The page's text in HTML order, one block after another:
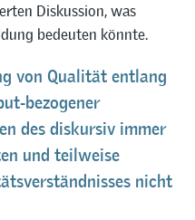
Diskussion, was
bedeuten könnte.
von Qualität entlang
bezogener
des diskursiv immer
und teilweise
nicht